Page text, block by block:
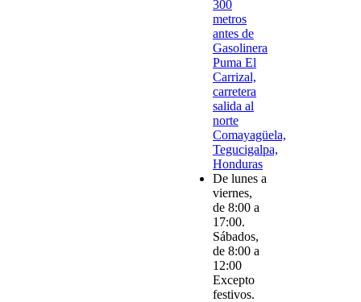
300
metros
antes de
Gasolinera
Puma El
Carrizal,
carretera
salida al
norte
Comayagüela,
Tegucigalpa,
Honduras
De lunes a
viernes,
de 8:00 a
17:00.
Sábados,
de 8:00 a
12:00
Excepto
festivos.